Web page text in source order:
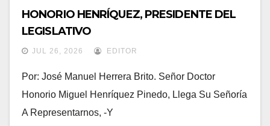
HONORIO HENRÍQUEZ, PRESIDENTE DEL
LEGISLATIVO
JUL 26, 2026 EDITOR
Por: José Manuel Herrera Brito. Señor Doctor
Honorio Miguel Henríquez Pinedo, Llega Su Señoría
A Representarnos, -y